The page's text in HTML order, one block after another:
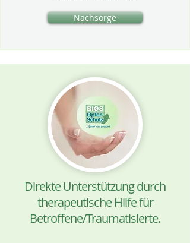
Nachsorge
Direkte Unterstützung durch
therapeutische Hilfe für
Betroffene/Traumatisierte.